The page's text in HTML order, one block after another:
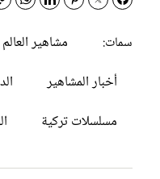
سمات:
مشاهير العالم
أخبار المشاهير
مسلسلات تركية